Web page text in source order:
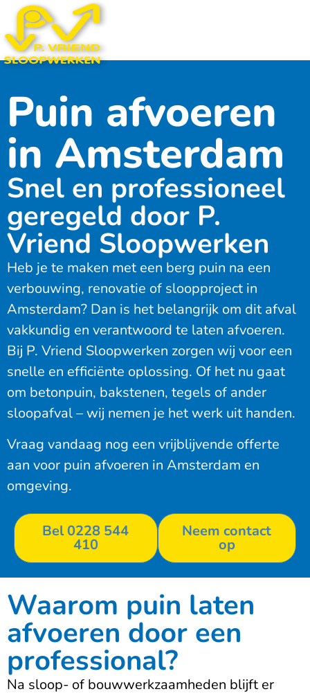
Puin afvoeren
in Amsterdam
Snel en professioneel
geregeld door P.
Vriend Sloopwerken
Heb je te maken met een berg puin na een
verbouwing, renovatie of sloopproject in
Amsterdam? Dan is het belangrijk om dit afval
vakkundig en verantwoord te laten afvoeren.
Bij P. Vriend Sloopwerken zorgen wij voor een
snelle en efficiënte oplossing. Of het nu gaat
om betonpuin, bakstenen, tegels of ander
sloopafval – wij nemen je het werk uit handen.
Vraag vandaag nog een vrijblijvende offerte
aan voor puin afvoeren in Amsterdam en
omgeving.
Bel 0228 544
410
Neem contact
op
Waarom puin laten
afvoeren door een
professional?
Na sloop- of bouwwerkzaamheden blijft er